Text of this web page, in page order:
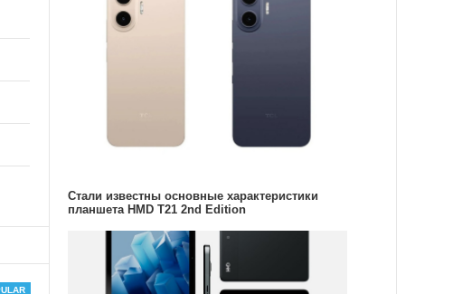
Стали известны основные характеристики
планшета HMD T21 2nd Edition